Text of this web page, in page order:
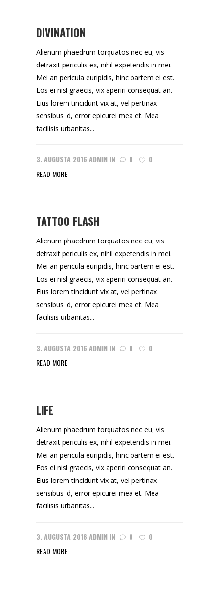
DIVINATION
Alienum phaedrum torquatos nec eu, vis
detraxit periculis ex, nihil expetendis in mei.
Mei an pericula euripidis, hinc partem ei est.
Eos ei nisl graecis, vix aperiri consequat an.
Eius lorem tincidunt vix at, vel pertinax
sensibus id, error epicurei mea et. Mea
facilisis urbanitas...
3. AUGUSTA 2016 ADMIN IN 0
0
READ MORE
TATTOO FLASH
Alienum phaedrum torquatos nec eu, vis
detraxit periculis ex, nihil expetendis in mei.
Mei an pericula euripidis, hinc partem ei est.
Eos ei nisl graecis, vix aperiri consequat an.
Eius lorem tincidunt vix at, vel pertinax
sensibus id, error epicurei mea et. Mea
facilisis urbanitas...
3. AUGUSTA 2016 ADMIN IN 0
0
READ MORE
LIFE
Alienum phaedrum torquatos nec eu, vis
detraxit periculis ex, nihil expetendis in mei.
Mei an pericula euripidis, hinc partem ei est.
Eos ei nisl graecis, vix aperiri consequat an.
Eius lorem tincidunt vix at, vel pertinax
sensibus id, error epicurei mea et. Mea
facilisis urbanitas...
3. AUGUSTA 2016 ADMIN IN 0
0
READ MORE